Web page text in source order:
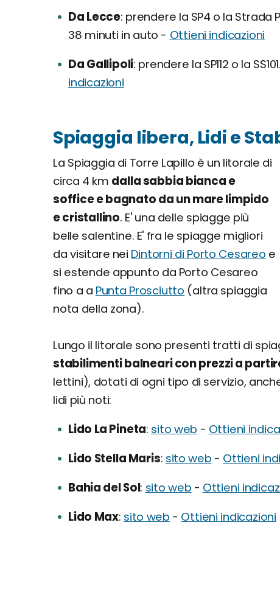
Da Lecce prendere la SP4 o la Strada
38 minuti in auto - Ottieni indicazioni
Da Gallipoli prendere la SP112 o la
indicazioni
Spiaggia libera, Lidi e
La Spiaggia di Torre Lapillo è un litorale di
circa 4 km dalla sabbia bianca e
soffice e bagnato da un mare limpido
e cristallino. E' una delle spiagge più
belle salentine. E' fra le spiagge migliori
da visitare nei Dintorni di Porto Cesareo e
si estende appunto da Porto Cesareo
fino a a Punta Prosciutto (altra spiaggia
nota della zona).
Lungo il litorale sono presenti tratti di
stabilimenti balneari con prezzi a
lettini), dotati di ogni tipo di servizio,
lidi più noti:
Lido La Pineta sito web - Ottieni
Lido Stella Maris sito web - Ottieni
Bahia del Sol sito web - Ottieni
Lido Max sito web - Ottieni indicazioni